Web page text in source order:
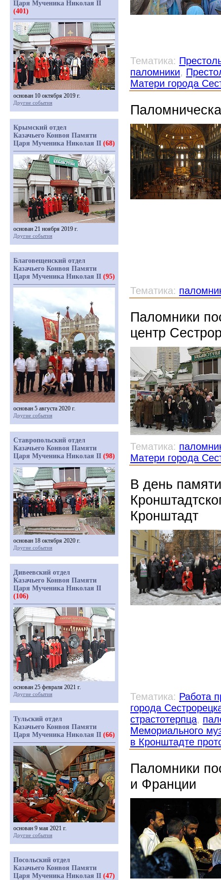
Тематика:
паломники,
Матери города
Тематика:
Паломники
центр
Тематика:
Матери города
В день
Кронштадт
Тематика: Работа
города
страстотерпца,
Мемориального
в Кронштадте
Паломники
и Франции
Царя Мученика Николая II
(401)
основан 10 октября 2019 г.
Другие события
Крымский отдел
Казачьего Конвоя Памяти
Царя Мученика Николая II (68)
основан 21 ноября 2019 г.
Другие события
Благовещенский отдел
Казачьего Конвоя Памяти
Царя Мученика Николая II (95)
основан 5 августа 2020 г.
Другие события
Ставропольский отдел
Казачьего Конвоя Памяти
Царя Мученика Николая II (98)
основан 18 октября 2020 г.
Другие события
Дивеевский отдел
Казачьего Конвоя Памяти
Царя Мученика Николая II
(106)
основан 25 февраля 2021 г.
Другие события
Тульский отдел
Казачьего Конвоя Памяти
Царя Мученика Николая II (66)
основан 9 мая 2021 г.
Другие события
Посольский отдел
Казачьего Конвоя Памяти
Царя Мученика Николая II (47)